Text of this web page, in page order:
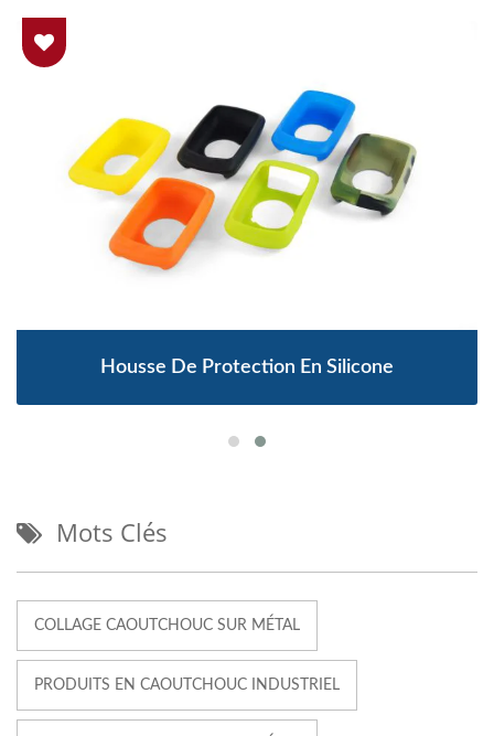
Housse De Protection En Silicone
Mots Clés
COLLAGE CAOUTCHOUC SUR MÉTAL
PRODUITS EN CAOUTCHOUC INDUSTRIEL